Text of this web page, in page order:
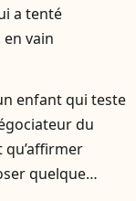
a tenté
vain
enfant qui teste
du
qu’affirmer
quelque